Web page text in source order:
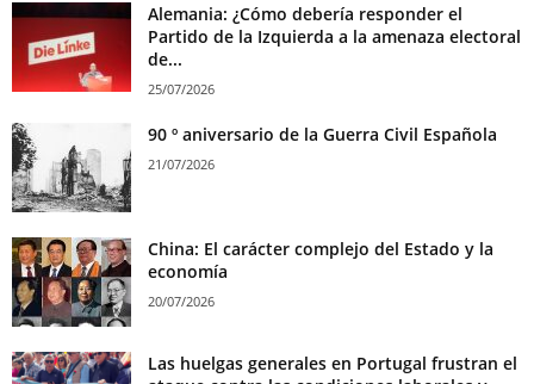
Alemania: ¿Cómo debería responder el
Partido de la Izquierda a la amenaza electoral
de...
25/07/2026
90 º aniversario de la Guerra Civil Española
21/07/2026
China: El carácter complejo del Estado y la
economía
20/07/2026
Las huelgas generales en Portugal frustran el